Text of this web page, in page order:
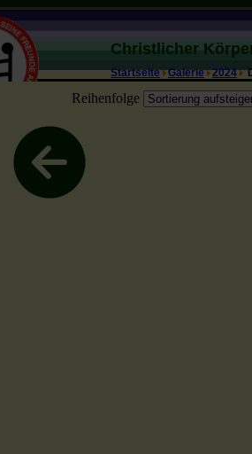
Christlicher
Startseite Galerie 2024
Reihenfolge